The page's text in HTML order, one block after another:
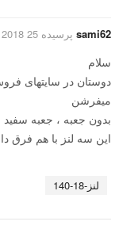
sami62 پرسیده 25 May 2018
سلام
میفرشن
بدون جعبه ، جعبه
این سه لنز با هم فرق
لنز-18-140